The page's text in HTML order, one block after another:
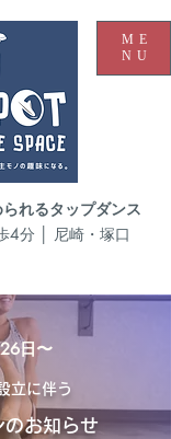
ME
NU
れるタップダンス
4分 │ 尼崎・塚口
日〜
立に伴う
のお知らせ